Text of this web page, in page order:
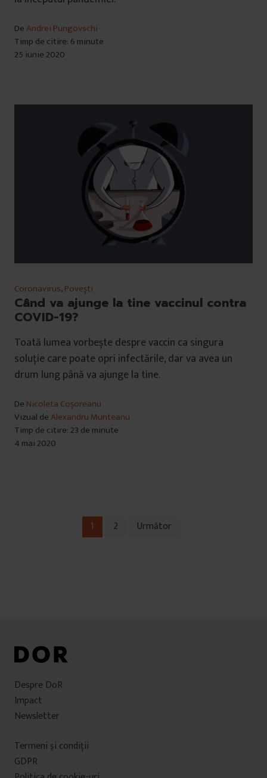
DeAndrei Pungovschi
Timp de citire: 6 minute
25 iunie 2020
Coronavirus,Povești
Când va ajunge la tine vaccinul contra
COVID-19?
Toată lumea vorbește despre vaccin ca singura
soluție care poate opri infectările, dar va avea un
drum lung până va ajunge la tine.
De Nicoleta Coșoreanu
Vizual deAlexandru Munteanu
Timp de citire: 23 de minute
4 mai 2020
Navigare
1 2 Următor
Despre DoR
Impact
Newsletter
Termeni şi condiţii
GDPR